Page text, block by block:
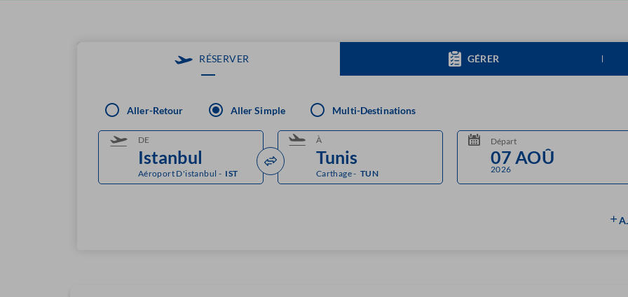
RÉSERVER GÉRER
Aller-Retour Aller Simple Multi-Destinations
DE
Aéroport D'istanbul - IST
À
Carthage- TUN
Départ
2026